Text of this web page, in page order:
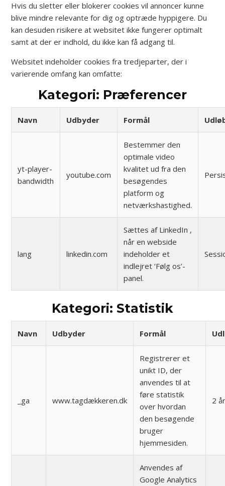
Hvis du sletter eller blokerer cookies vil annoncer kunne
blive mindre relevante for dig og optræde hyppigere. Du
kan desuden risikere at websitet ikke fungerer optimalt
samt at der er indhold, du ikke kan få adgang til.
Websitet indeholder cookies fra tredjeparter, der i
varierende omfang kan omfatte:
Kategori: Præferencer
Navn Udbyder Formål
yt-player-
bandwidth
youtube.com
Bestemmer den
optimale video
kvalitet ud fra den
besøgendes
platform og
netværkshastighed.
lang linkedin.com
Sættes af LinkedIn ,
når en webside
indeholder et
indlejret ‘Følg os’-
panel.
Kategori: Statistik
Navn Udbyder Formål
_ga www.tagdækkeren.dk
Registrerer et
unikt ID, der
anvendes til at
føre statistik
over hvordan
den besøgende
bruger
hjemmesiden.
2
Anvendes af
Google Analytics